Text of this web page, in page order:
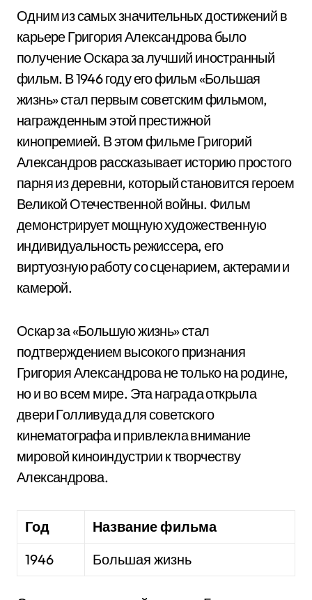
Одним из самых значительных достижений в
карьере Григория Александрова было
получение Оскара за лучший иностранный
фильм. В 1946 году его фильм «Большая
жизнь» стал первым советским фильмом,
награжденным этой престижной
кинопремией. В этом фильме Григорий
Александров рассказывает историю простого
парня из деревни, который становится героем
Великой Отечественной войны. Фильм
демонстрирует мощную художественную
индивидуальность режиссера, его
виртуозную работу со сценарием, актерами и
камерой.
Оскар за «Большую жизнь» стал
подтверждением высокого признания
Григория Александрова не только на родине,
но и во всем мире. Эта награда открыла
двери Голливуда для советского
кинематографа и привлекла внимание
мировой киноиндустрии к творчеству
Александрова.
Год
Название фильма
1946
Большая жизнь